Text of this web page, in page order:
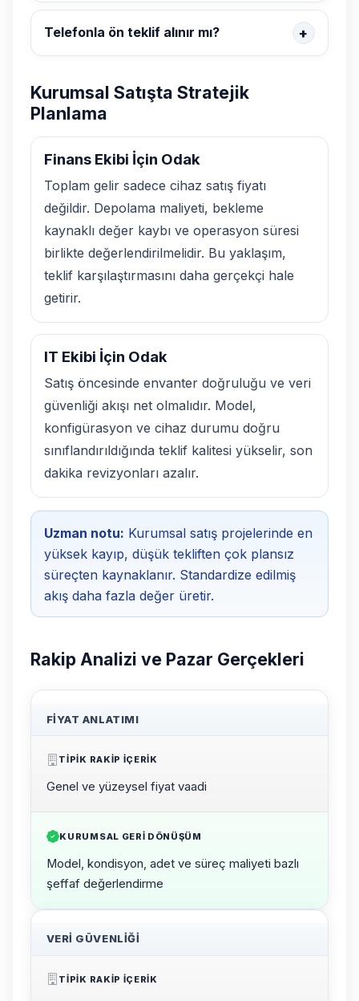
Telefonla ön teklif alınır mı?
Kurumsal Satışta Stratejik
Planlama
Finans Ekibi İçin Odak
Toplam gelir sadece cihaz satış fiyatı
değildir. Depolama maliyeti, bekleme
kaynaklı değer kaybı ve operasyon süresi
birlikte değerlendirilmelidir. Bu yaklaşım,
teklif karşılaştırmasını daha gerçekçi hale
getirir.
IT Ekibi İçin Odak
Satış öncesinde envanter doğruluğu ve veri
güvenliği akışı net olmalıdır. Model,
konfigürasyon ve cihaz durumu doğru
sınıflandırıldığında teklif kalitesi yükselir, son
dakika revizyonları azalır.
Uzman notu: Kurumsal satış projelerinde en
yüksek kayıp, düşük tekliften çok plansız
süreçten kaynaklanır. Standardize edilmiş
akış daha fazla değer üretir.
Rakip Analizi ve Pazar Gerçekleri
FIYAT ANLATIMI
TIPIK RAKIP IÇERIK
Genel ve yüzeysel fiyat vaadi
KURUMSAL GERI DÖNÜŞÜM
Model, kondisyon, adet ve süreç maliyeti bazlı
şeffaf değerlendirme
VERI GÜVENLIĞI
TIPIK RAKIP IÇERIK